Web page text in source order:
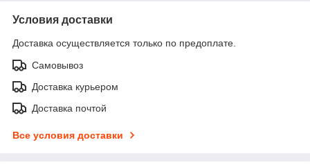
Условия доставки
Доставка осуществляется только по предоплате.
Самовывоз
Доставка курьером
Доставка почтой
Все условия доставки